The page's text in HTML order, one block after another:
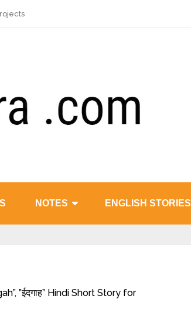
NOTES ENGLISH STORIES
”ईदगाह” Hindi Short Story for